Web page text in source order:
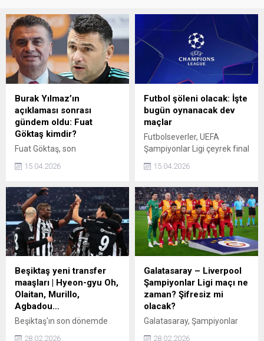
Burak Yılmaz’ın
açıklaması sonrası
gündem oldu: Fuat
Göktaş kimdir?
Fuat Göktaş, son
Federasyonu’ndaki (TFF)
nedeniyle kamuoyunun
dikkatini çeken isimlerden
biri haline geldi. Futbol
dünyasında ismi daha sık
anılırken, Göktaş’ın kimliği,
federasyonda hangi birimde
görev aldığı ve TFF’deki rolü
spor severler tarafından
merak ediliyor. Peki, Burak
Yılmaz'ın açıklaması sonrası
gündem oldu. Fuat Göktaş
kimdir,...
15.04.2026
Futbol şöleni olacak: İşte
bugün oynanacak dev
maçlar
Futbolseverler, UEFA
Şampiyonlar Ligi çeyrek final
kapsamında 15 Nisan’da
merak ediyor. “Bugün
Şampiyonlar Ligi’nde hangi
maçlar var?” sorusu,
taraftarlar arasında en çok
araştırılan konu haline geldi.
15.04.2026
Beşiktaş yeni transfer
maaşları | Hyeon-gyu Oh,
Olaitan, Murillo,
Agbadou…
Beşiktaş'ın son dönemde
28.02.2026
Galatasaray – Liverpool
Şampiyonlar Ligi maçı ne
zaman? Şifresiz mi
olacak?
Galatasaray, Şampiyonlar
28.02.2026